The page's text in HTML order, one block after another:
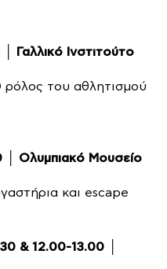
Ινστιτούτο
ρόλος του αθλητισμού
Ολυμπιακό Μουσείο
και escape
& 12.00-13.00 │